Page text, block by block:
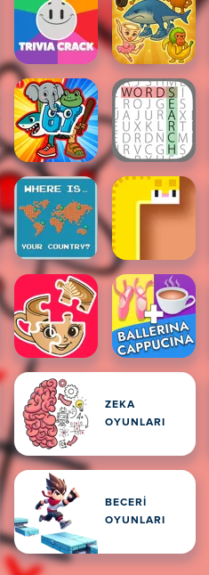
ZEKA
OYUNLARI
BECERI
OYUNLARI